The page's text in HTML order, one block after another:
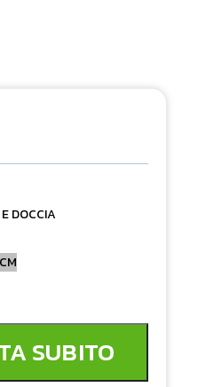
DOCCIA
SUBITO